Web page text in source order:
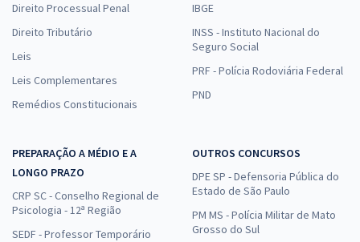
Direito Processual Penal
Direito Tributário
Leis
Leis Complementares
Remédios Constitucionais
IBGE
INSS - Instituto Nacional do
Seguro Social
PRF - Polícia Rodoviária Federal
PND
PREPARAÇÃO A MÉDIO E A
LONGO PRAZO
CRP SC - Conselho Regional de
Psicologia - 12ª Região
SEDF - Professor Temporário
OUTROS CONCURSOS
DPE SP - Defensoria Pública do
Estado de São Paulo
PM MS - Polícia Militar de Mato
Grosso do Sul